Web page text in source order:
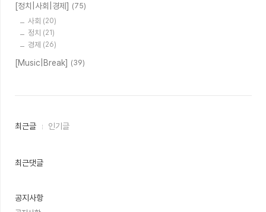
[정치|사회|경제] (75)
사회 (20)
정치 (21)
경제 (26)
[Music|Break] (39)
최
근
인
최근글 인기글
최근댓글
공지사항